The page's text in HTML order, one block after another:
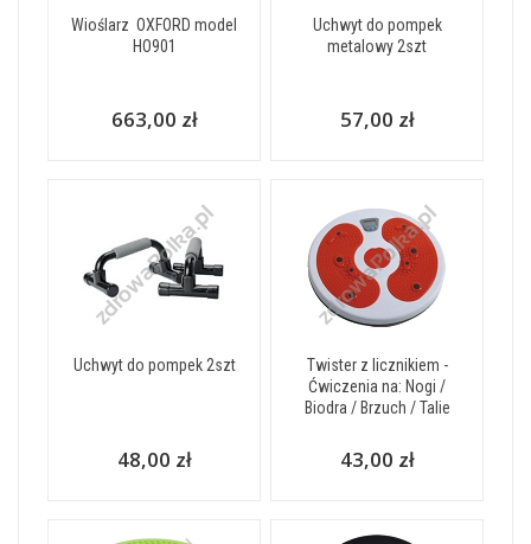
Wioślarz  OXFORD model
HO901
663,00 zł
Uchwyt do pompek
metalowy 2szt
57,00 zł
Uchwyt do pompek 2szt
48,00 zł
Twister z licznikiem -
Ćwiczenia na: Nogi /
Biodra / Brzuch / Talie
43,00 zł